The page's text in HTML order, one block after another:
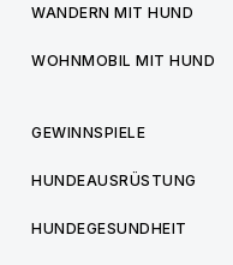
WANDERN MIT HUND
WOHNMOBIL MIT HUND
GEWINNSPIELE
HUNDEAUSRÜSTUNG
HUNDEGESUNDHEIT